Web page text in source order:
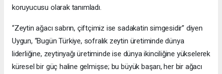
koruyucusu olarak tanımladı.
“Zeytin ağacı sabrın, çiftçimiz ise sadakatin simgesidir” diyen
Uygun, “Bugün Türkiye, sofralık zeytin üretiminde dünya
liderliğine, zeytinyağı üretiminde ise dünya ikinciliğine yükselerek
küresel bir güç haline gelmişse; bu büyük başarı, her bir ağacı